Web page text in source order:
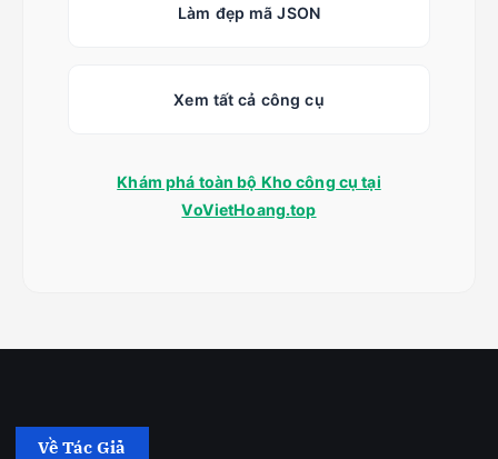
Làm đẹp mã JSON
Xem tất cả công cụ
Khám phá toàn bộ Kho công cụ tại
VoVietHoang.top
Về Tác Giả